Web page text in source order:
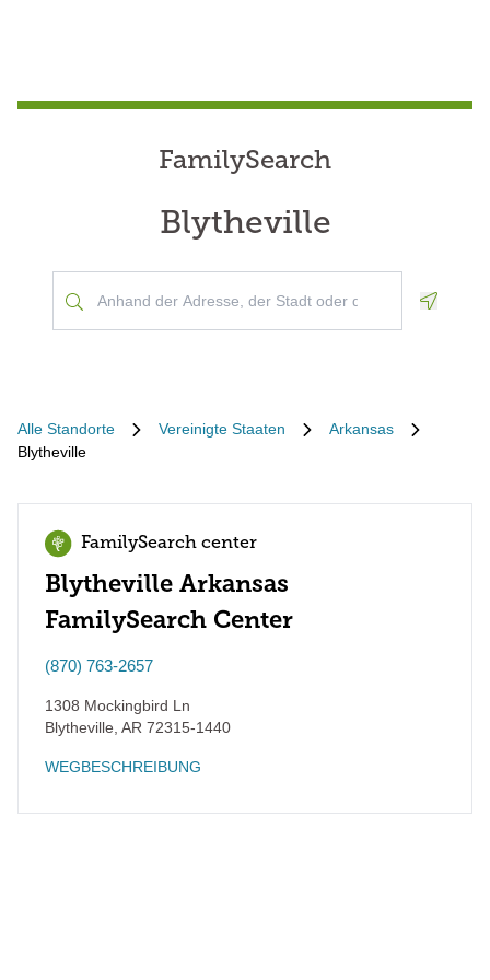
FamilySearch
Blytheville
Alle Standorte Vereinigte Staaten
Arkansas
Blytheville
FamilySearch center
Blytheville Arkansas
FamilySearch Center
(870) 763-2657
1308 Mockingbird Ln
Blytheville AR 72315-1440
WEGBESCHREIBUNG